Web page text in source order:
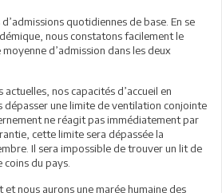
quotidiennes de base. En se
nous constatons facilement le
d’admission dans les deux
nos capacités d’accueil en
dépasser une limite de ventilation conjointe
ne réagit pas immédiatement par
cette limite sera dépassée la
Il sera impossible de trouver un lit de
du pays.
et nous aurons une marée humaine des